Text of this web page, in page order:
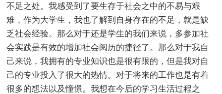
不足之处。我感受到了要生存于社会之中的不易与艰
难，作为大学生，我也了解到自身存在的不足，就是缺
乏社会经验。那么对于还是学生的我们来说，多参加社
会实践是有效的增加社会阅历的捷径了。那么对于我自
己来说，我拥有的专业知识也是很有限的，但是我对自
己的专业投入了很大的热情。对于将来的工作也是有着
很多的想法以及憧憬。我想在今后的学习生活过程之